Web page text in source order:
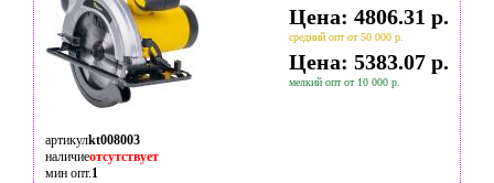
Цена: 4806.31 р.
средний опт от 50 000 р.
Цена: 5383.07 р.
мелкий опт от 10 000 р.
артикулkt008003
наличиеотсутствует
мин опт.1